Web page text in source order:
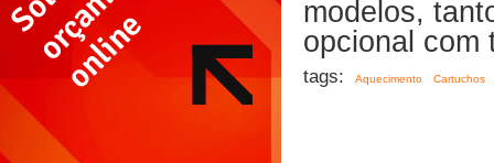
modelos,
opcional com
tags: Aquecimento Cartuchos